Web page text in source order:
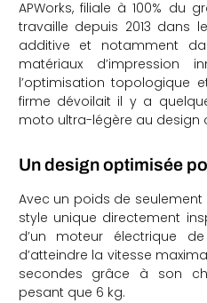
APWorks, filiale à 100% du
travaille depuis 2013 dans
additive et notamment
matériaux d’impression
l’optimisation topologique
firme dévoilait il y a
moto ultra-légère au design
Un design optimisée
Avec un poids de seulement
style unique directement
d’un moteur électrique
d’atteindre la vitesse
secondes grâce à son
pesant que 6 kg.